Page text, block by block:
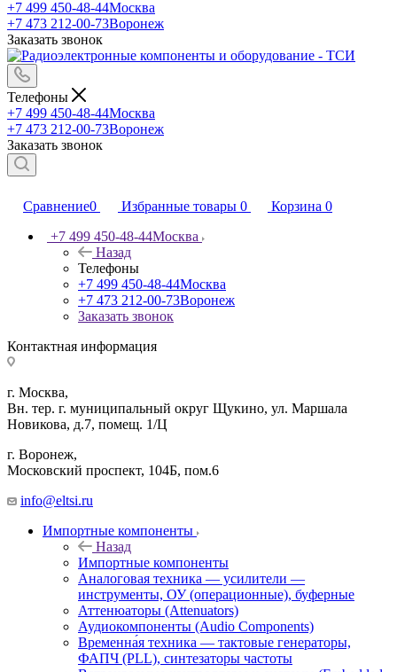
+7 499 450-48-44Москва
+7 473 212-00-73Воронеж
Заказать звонок
Телефоны
+7 499 450-48-44Москва
+7 473 212-00-73Воронеж
Заказать звонок
Сравнение0 Избранные товары 0 Корзина 0
+7 499 450-48-44Москва
Назад
Телефоны
+7 499 450-48-44Москва
+7 473 212-00-73Воронеж
Заказать звонок
Контактная информация
г. Москва,
Вн. тер. г. муниципальный округ Щукино, ул. Маршала
Новикова, д.7, помещ. 1/Ц
г. Воронеж,
​Московский проспект, 104Б, пом.6
info@eltsi.ru
Импортные компоненты
Назад
Импортные компоненты
Аналоговая техника — усилители —
инструменты, ОУ (операционные), буферные
Аттенюаторы (Attenuators)
Аудиокомпоненты (Audio Components)
Временна́я техника — тактовые генераторы,
ФАПЧ (PLL), синтезаторы частоты